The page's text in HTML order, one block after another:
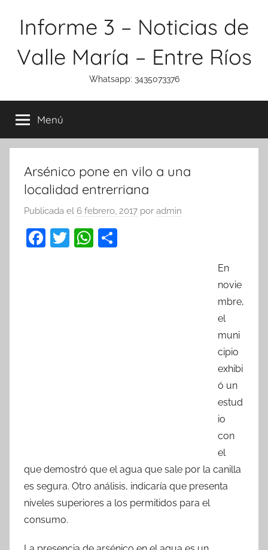
Informe 3 – Noticias de
Valle María – Entre Ríos
Whatsapp: 3435073376
Menú
Arsénico pone en vilo a una
localidad entrerriana
Publicada el 6 febrero, 2017 por admin
F
T
W
En
novie
mbre,
el
muni
cipio
exhibi
ó un
estud
io
con
el
que demostró que el agua que sale por la canilla
es segura. Otro análisis, indicaría que presenta
niveles superiores a los permitidos para el
consumo.